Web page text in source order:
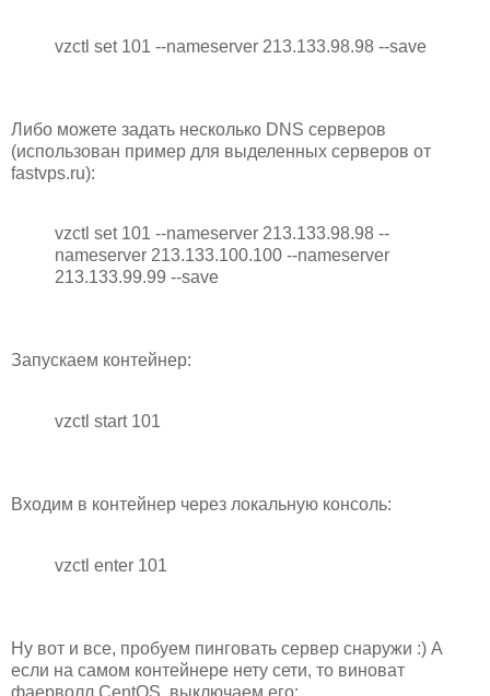
vzctl set 101 --nameserver 213.133.98.98 --save
Либо можете задать несколько DNS серверов
(использован пример для выделенных серверов от
fastvps.ru):
vzctl set 101 --nameserver 213.133.98.98 --
nameserver 213.133.100.100 --nameserver
213.133.99.99 --save
Запускаем контейнер:
vzctl start 101
Входим в контейнер через локальную консоль:
vzctl enter 101
Ну вот и все, пробуем пинговать сервер снаружи :) А
если на самом контейнере нету сети, то виноват
фаерволл CentOS, выключаем его: